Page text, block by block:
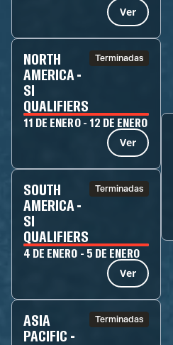
Ver
NORTH
AMERICA -
SI
QUALIFIERS
Terminadas
11 DE ENERO - 12 DE ENERO
Ver
SOUTH
AMERICA -
SI
QUALIFIERS
Terminadas
4 DE ENERO - 5 DE ENERO
Ver
ASIA
PACIFIC -
Terminadas